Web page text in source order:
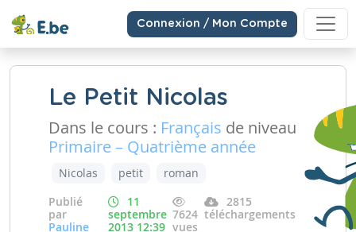
Connexion / Mon Compte
Le Petit Nicolas
Dans le cours : Français de niveau
Primaire – Quatrième année
Nicolas petit
roman
Publié
par
Pauline
11
septembre
2013 12:39
7624
vues
2815
téléchargements